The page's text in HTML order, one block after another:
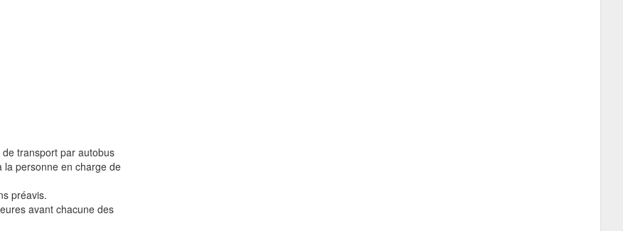
transport par autobus
personne en charge de
préavis.
avant chacune des